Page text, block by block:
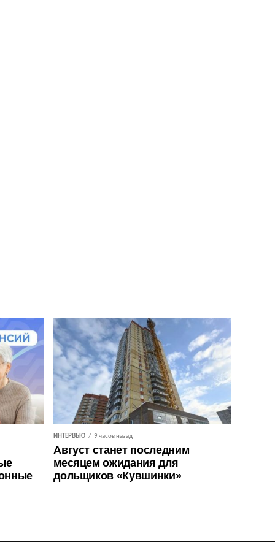
ИНТЕРВЬЮ 9 часов назад
Август станет последним
месяцем ожидания для
дольщиков «Кувшинки»